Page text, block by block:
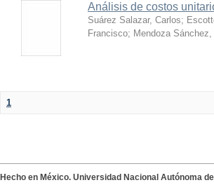
Análisis de costos
Suárez Salazar, Carlos;
Francisco; Mendoza
1
Hecho en México. Universidad Nacional Autónoma